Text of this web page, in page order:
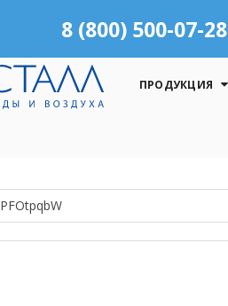
8 (800) 500-07-28
ПРОДУКЦИЯ